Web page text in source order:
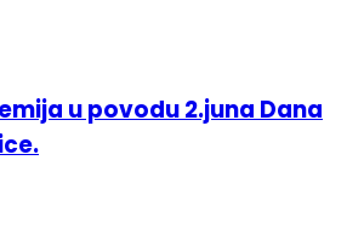
u povodu 2.juna Dana